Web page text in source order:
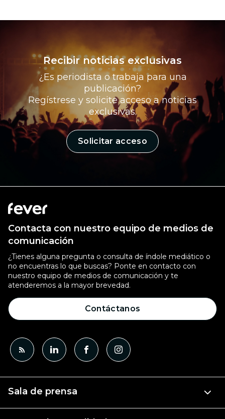
Recibir noticias exclusivas
¿Es periodista o trabaja para una
publicación?
Regístrese y solicite acceso a noticias
exclusivas.
Solicitar acceso
Contacta con nuestro equipo de medios de
comunicación
¿Tienes alguna pregunta o consulta de índole mediático o
no encuentras lo que buscas? Ponte en contacto con
nuestro equipo de medios de comunicación y te
atenderemos a la mayor brevedad.
Contáctanos
Sala de prensa